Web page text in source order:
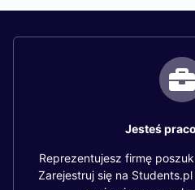
Jesteś
Reprezentujesz firmę
Zarejestruj się na